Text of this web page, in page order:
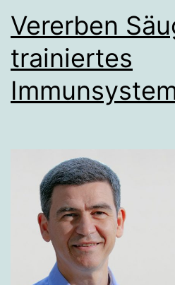
Vererben
trainiertes